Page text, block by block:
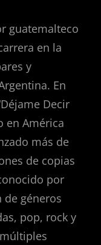
guatemalteco
en la
y
En
Decir
en América
más de
de copias
por
de géneros
pop, rock y